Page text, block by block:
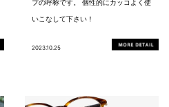
プの呼称です。 個性的にカッコよく使
いこなして下さい！
2023.10.25